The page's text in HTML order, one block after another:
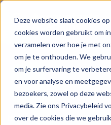
Deze website slaat cookies
cookies worden gebruikt om
verzamelen over hoe je met
om je te onthouden. We
om je surfervaring te
en voor analyse en
bezoekers, zowel op deze
media. Zie ons Privacybeleid
over de cookies die we
Naar e-learning overzicht